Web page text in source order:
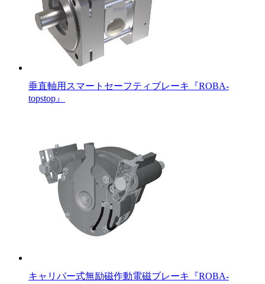
垂直軸用スマートセーフティブレーキ『ROBA-
topstop』
キャリパー式無励磁作動電磁ブレーキ『ROBA-